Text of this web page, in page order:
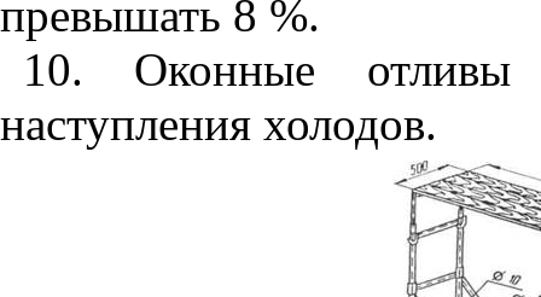
превышать 8 %.
10. Оконные отливы
наступления холодов.